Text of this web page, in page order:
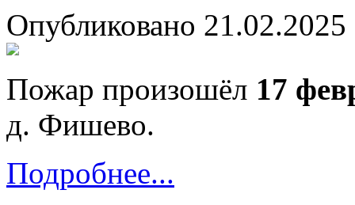
Опубликовано
Пожар произошёл 17
д. Фишево.
Подробнее...